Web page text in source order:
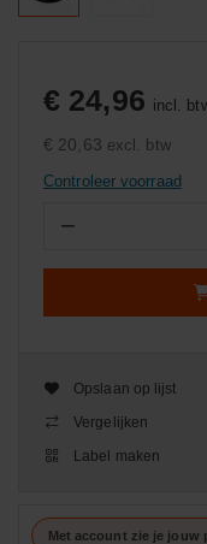
€ 24,96 incl.
€ 20,63 excl. btw
Controleer voorraad
−
Opslaan op lijst
Vergelijken
Label maken
Met account zie je jouw